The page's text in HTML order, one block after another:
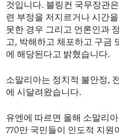
것입니다. 블링컨 국무장관
련 부정을 저지르거나 시간
못한 경우 그리고 언론인과
고, 박해하고 체포하고 구금
에 해당된다고 밝혔습니다.
소말리아는 정치적 불안정,
에 시달려왔습니다.
유엔에 따르면 올해 소말리
770만 국민들이 인도적 지원